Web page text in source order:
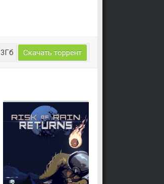
3Гб Скачать торрент